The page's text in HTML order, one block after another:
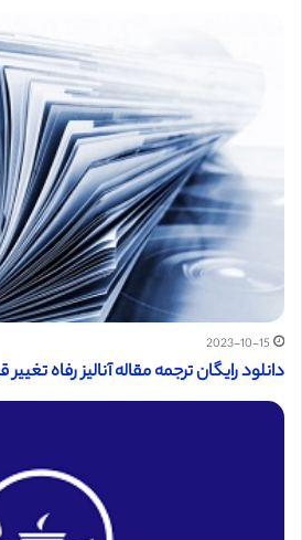
2023-10-15
دانلود رایگان ترجمه مقاله آنالیز رفاه تغییر